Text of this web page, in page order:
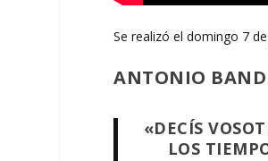
Se realizó el domingo 7
ANTONIO
«DECÍS
LOS